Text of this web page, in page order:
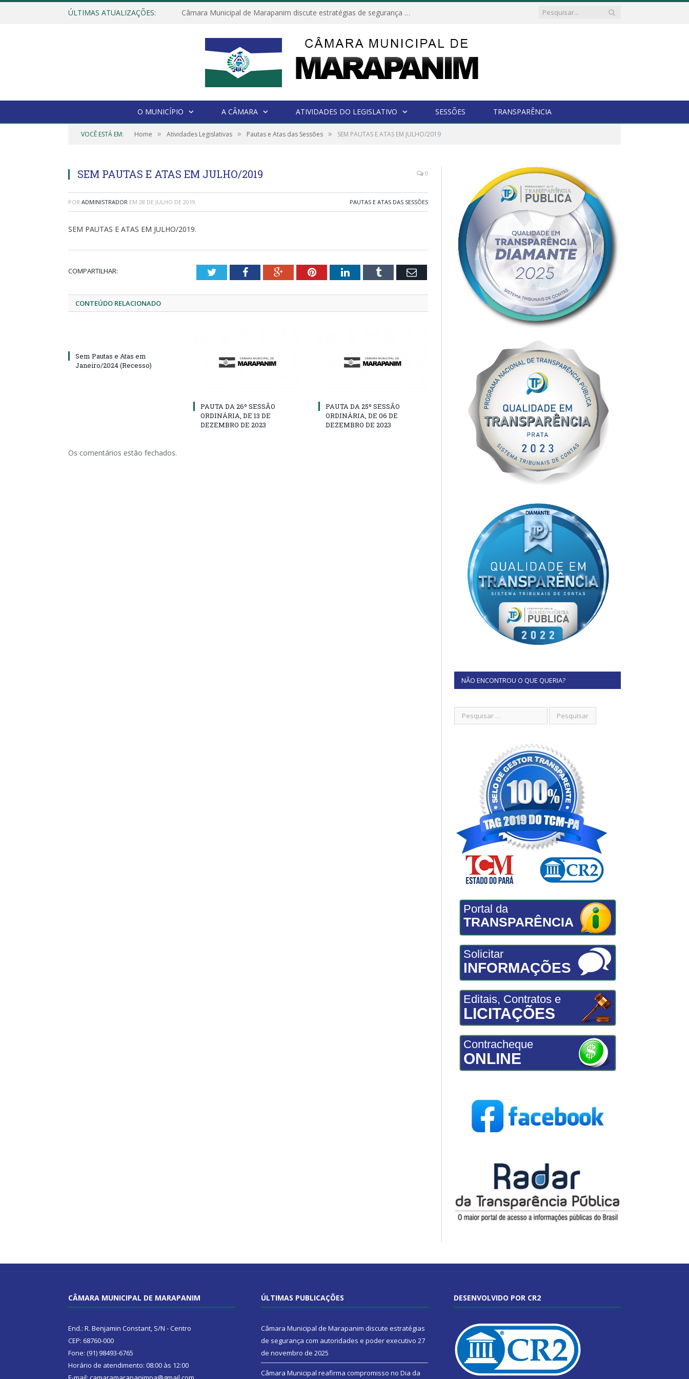
ÚLTIMAS ATUALIZAÇÕES: Câmara Municipal de Marapanim discute estratégias de segurança com autoridades e poder executivo
O MUNICÍPIO A CÂMARA ATIVIDADES DO LEGISLATIVO SESSÕES TRANSPARÊNCIA
VOCÊ ESTÁ EM: Home » Atividades Legislativas » Pautas e Atas das Sessões » SEM PAUTAS E ATAS EM JULHO/2019
SEM PAUTAS E ATAS EM JULHO/2019 0
POR ADMINISTRADOR EM 28 DE JULHO DE 2019 PAUTAS E ATAS DAS SESSÕES
SEM PAUTAS E ATAS EM JULHO/2019.
COMPARTILHAR: TwitterFacebookGoogle+PinterestLinkedInTumblr Email
CONTEÚDO RELACIONADO
Sem Pautas e Atas em
Janeiro/2024 (Recesso)
PAUTA DA 26º SESSÃO
ORDINÁRIA, DE 13 DE
DEZEMBRO DE 2023
PAUTA DA 25º SESSÃO
ORDINÁRIA, DE 06 DE
DEZEMBRO DE 2023
Os comentários estão fechados.
NÃO ENCONTROU O QUE QUERIA?
Portal da
TRANSPARÊNCIA
Solicitar
INFORMAÇÕES
Editais, Contratos e
LICITAÇÕES
Contracheque
ONLINE
CÂMARA MUNICIPAL DE MARAPANIM
End.: R. Benjamin Constant, S/N - Centro
CEP: 68760-000
Fone: (91) 98493-6765
Horário de atendimento: 08:00 às 12:00
ÚLTIMAS PUBLICAÇÕES
Câmara Municipal de Marapanim discute estratégias
de segurança com autoridades e poder executivo 27
de novembro de 2025
Câmara Municipal reafirma compromisso no Dia da
DESENVOLVIDO POR CR2